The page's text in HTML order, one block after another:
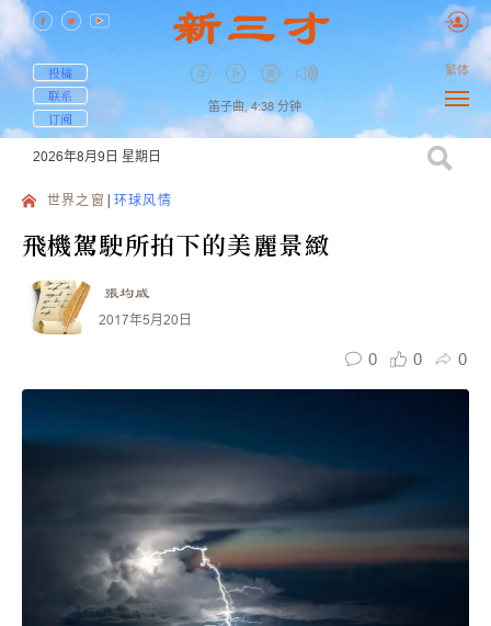
投稿
联系
订阅
笛子曲, 4:38 分钟
繁体
2026年8月9日 星期日
世界之窗 环球风情
飛機駕駛所拍下的美麗景緻
張均威
2017年5月20日
0 0 0